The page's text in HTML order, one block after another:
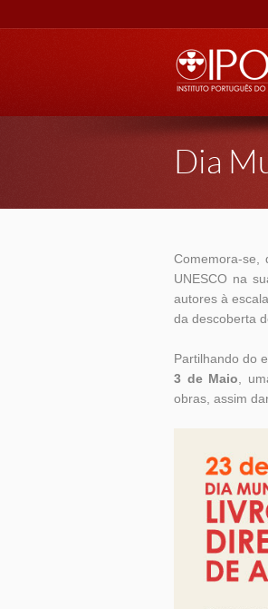
Dia
Comemora-se,
UNESCO na
autores à
da descoberta
Partilhando do
3 de Maio ,
obras, assim